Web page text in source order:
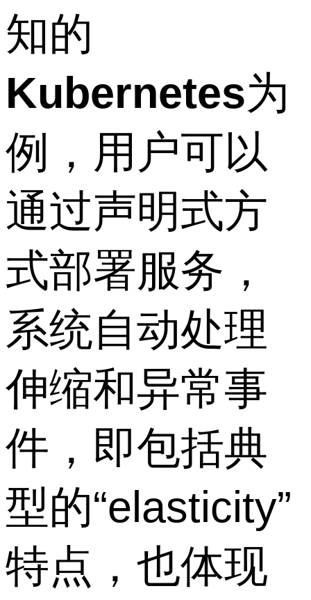
知的
Kubernetes为
例，用户可以
通过声明式方
式部署服务，
系统自动处理
伸缩和异常事
件，即包括典
型的“elasticity”
特点，也体现